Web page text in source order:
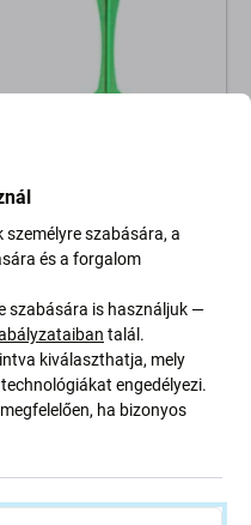
Best N128 - Spudger -
790 Ft
-30 %
szabására, a
és a forgalom
szabására is használjuk —
talál.
kiválaszthatja, mely
engedélyezi.
ha bizonyos